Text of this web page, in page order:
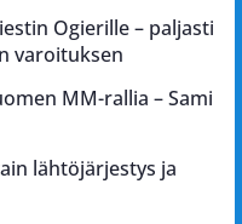
Ogierille – paljasti
varoituksen
MM-rallia – Sami
lähtöjärjestys ja